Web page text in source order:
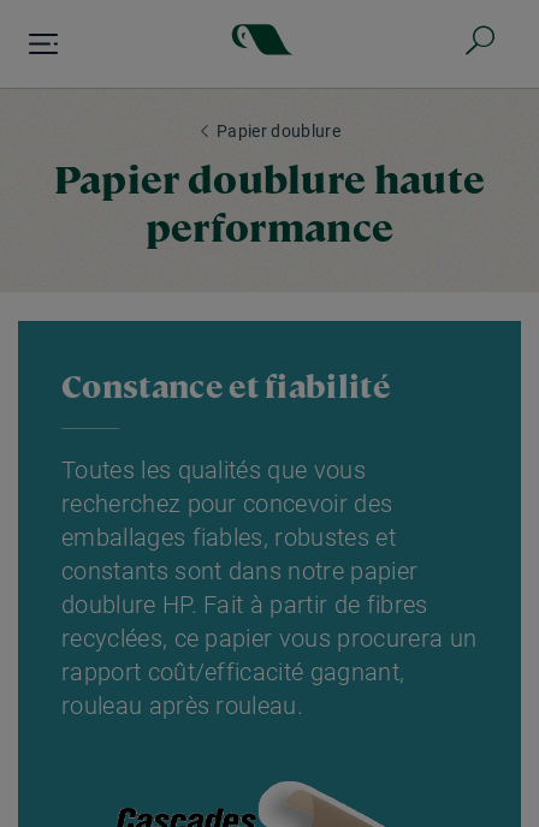
Papier doublure
Papier doublure haute
performance
Constance et fiabilité
Toutes les qualités que vous
recherchez pour concevoir des
emballages fiables, robustes et
constants sont dans notre papier
doublure HP. Fait à partir de fibres
recyclées, ce papier vous procurera un
rapport coût/efficacité gagnant,
rouleau après rouleau.